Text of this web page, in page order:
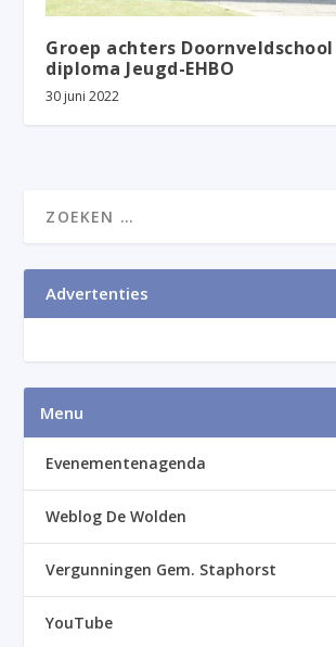
Groep achters
diploma Jeugd-EHBO
30 juni 2022
Advertenties
Menu
Evenementenagenda
Weblog De Wolden
Vergunningen Gem. Staphorst
YouTube